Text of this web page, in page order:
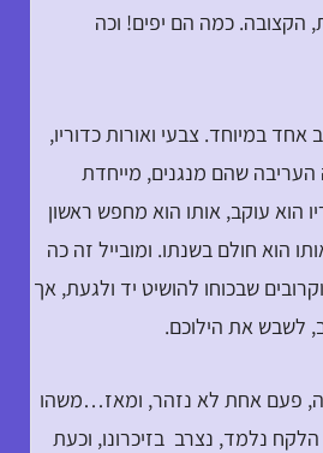
הקצובה. כמה הם יפים! וכה
אחד במיוחד. צבעי ואורות כדוריו,
העריבה שהם מנגנים, מייחדת
הוא עוקב, אותו הוא מחפש ראשון
הוא חולם בשנתו. ומובייל זה כה
שבכוחו להושיט יד ולגעת, אך
לשבש את הילוכם.
פעם אחת לא נזהר, ומאז…משהו
נלמד, נצרב בזיכרונו, וכעת